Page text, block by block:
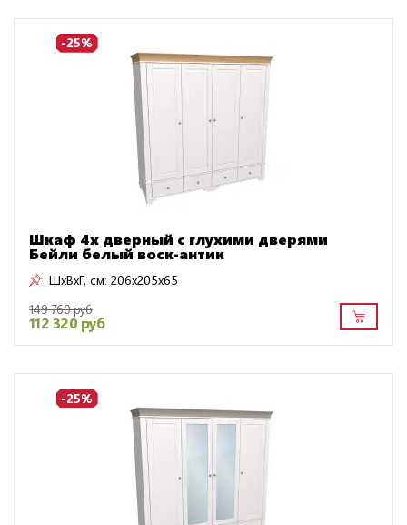
-25%
Шкаф 4х дверный с глухими дверями
Бейли белый воск-антик
ШxВxГ, см: 206x205x65
149 760 руб
112 320 руб
-25%